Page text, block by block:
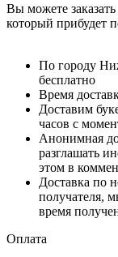
Вы можете
который прибудет
По городу
бесплатно
Время
Доставим
часов с
Анонимная
разглашать
этом в
Доставка по
получателя,
время
Оплата